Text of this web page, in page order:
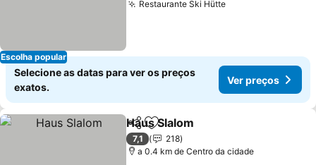
Escolha popular
Restaurante Ski Hütte
Selecione as datas para ver os preços
exatos.
Ver preços
PartilharAdicionar aos favoritos
Haus Slalom
7,1
218
a 0.4 km de Centro da cidade